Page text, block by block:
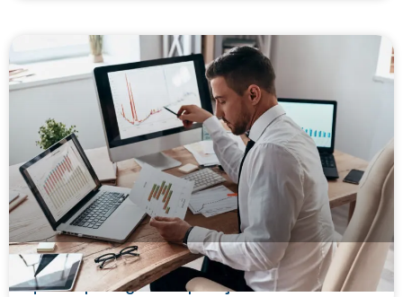
Política de crédito: o que é, como montar e por
que ela protege sua operação